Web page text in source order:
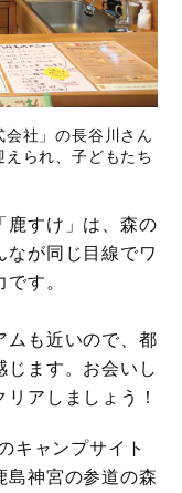
会社」の長谷川さん
られ、子どもたち
鹿すけ」は、森の
が同じ目線でワ
す。
ムも近いので、都
ます。お会いし
アしましょう！
キャンプサイト
島神宮の参道の森